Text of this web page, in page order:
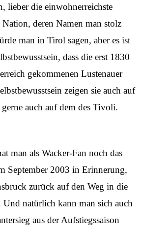
lieber die einwohnerreichste
deren Namen man stolz
man in Tirol sagen, aber es ist
dass die erst 1830
gekommenen Lustenauer
zeigen sie auch auf
auch auf dem des Tivoli.
man als Wacker-Fan noch das
September 2003 in Erinnerung,
zurück auf den Weg in die
Und natürlich kann man sich auch
aus der Aufstiegssaison